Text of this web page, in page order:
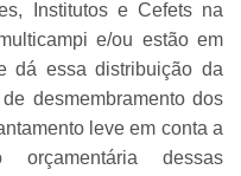
Institutos e Cefets na
e/ou estão em
dá essa distribuição da
desmembramento dos
leve em conta a
orçamentária dessas